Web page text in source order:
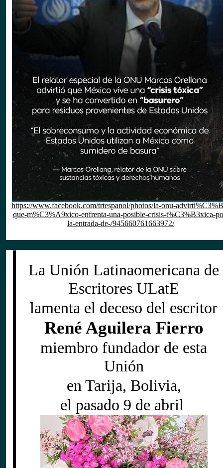
https://www.facebook.com/trtespanol/photos/la-onu-
que-m%C3%A9xico-enfrenta-una-posible-crisis-t%C3%B3xica-
la-entrada-de-/945660761663972/
La Unión Latinaomericana de
Escritores ULatE
lamenta el deceso del escritor
René Aguilera Fierro
miembro fundador de esta
Unión
en Tarija, Bolivia,
el pasado 9 de abril